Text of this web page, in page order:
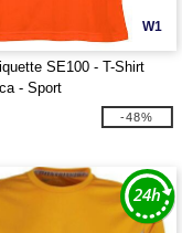
W1
SE100 - T-Shirt
- Sport
-48%